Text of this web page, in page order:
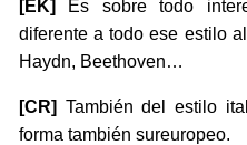
[EK]
Es sobre todo
diferente a todo ese estilo
Haydn, Beethoven…
[CR] También del estilo
forma también sureuropeo.